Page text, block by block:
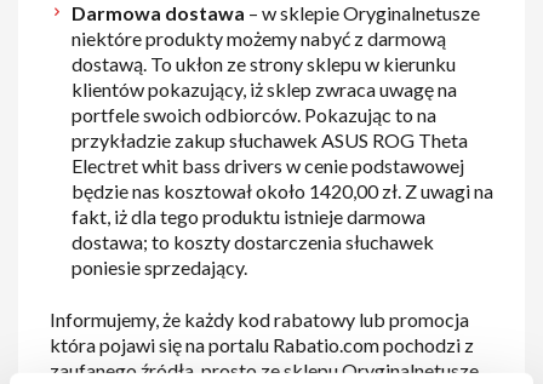
Darmowa dostawa – w sklepie Oryginalnetusze
niektóre produkty możemy nabyć z darmową
dostawą. To ukłon ze strony sklepu w kierunku
klientów pokazujący, iż sklep zwraca uwagę na
portfele swoich odbiorców. Pokazując to na
przykładzie zakup słuchawek ASUS ROG Theta
Electret whit bass drivers w cenie podstawowej
będzie nas kosztował około 1420,00 zł. Z uwagi na
fakt, iż dla tego produktu istnieje darmowa
dostawa; to koszty dostarczenia słuchawek
poniesie sprzedający.
Informujemy, że każdy kod rabatowy lub promocja
która pojawi się na portalu Rabatio.com pochodzi z
zaufanego źródła, prosto ze sklepu Oryginalnetusze.